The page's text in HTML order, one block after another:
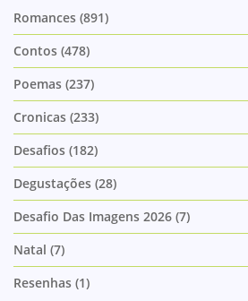
Romances (891)
Contos (478)
Poemas (237)
Cronicas (233)
Desafios (182)
Degustações (28)
Desafio Das Imagens 2026 (7)
Natal (7)
Resenhas (1)